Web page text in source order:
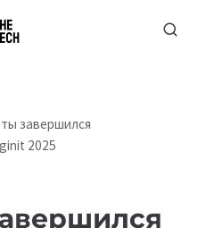
завершился
2025